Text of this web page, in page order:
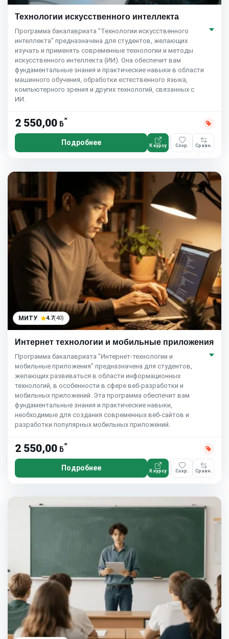
Технологии искусственного интеллекта
Программа бакалавриата "Технологии искусственного
интеллекта" предназначена для студентов, желающих
изучать и применять современные технологии и методы
искусственного интеллекта (ИИ). Она обеспечит вам
фундаментальные знания и практические навыки в области
машинного обучения, обработки естественного языка,
компьютерного зрения и других технологий, связанных с
ИИ.
2 550,00 ƃ*
Подробнее К курсу Сохр. Сравн.
МИТУ 4.7(40)
Интернет технологии и мобильные приложения
Программа бакалавриата "Интернет-технологии и
мобильные приложения" предназначена для студентов,
желающих развиваться в области информационных
технологий, в особенности в сфере веб-разработки и
мобильных приложений. Эта программа обеспечит вам
фундаментальные знания и практические навыки,
необходимые для создания современных веб-сайтов и
разработки популярных мобильных приложений.
2 550,00 ƃ*
Подробнее К курсу Сохр. Сравн.